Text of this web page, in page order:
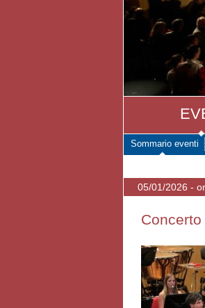
Sommario eventi
05/01/2026 -